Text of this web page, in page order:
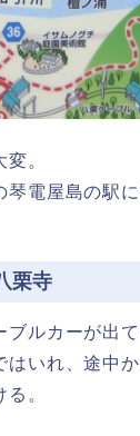
。
琴電屋島の駅に
栗寺
ルカーが出て
いれ、途中
。